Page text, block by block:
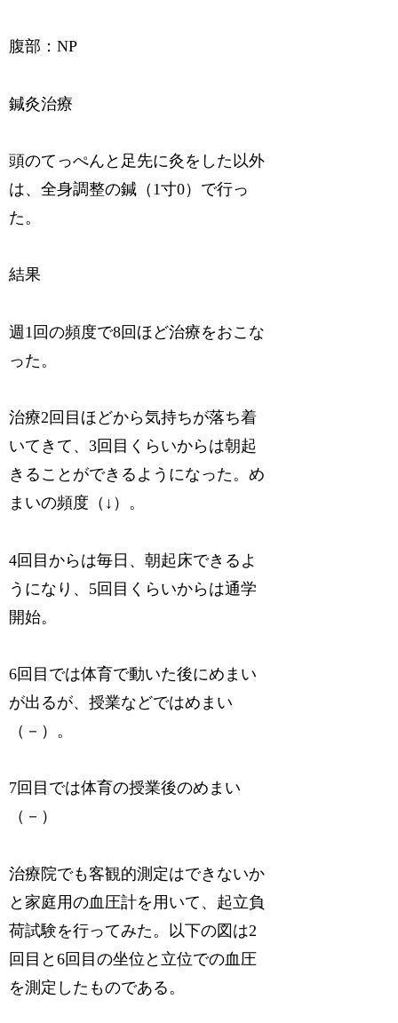
腹部：NP
鍼灸治療
頭のてっぺんと足先に灸をした以外
は、全身調整の鍼（1寸0）で行っ
た。
結果
週1回の頻度で8回ほど治療をおこな
った。
治療2回目ほどから気持ちが落ち着
いてきて、3回目くらいからは朝起
きることができるようになった。め
まいの頻度（↓）。
4回目からは毎日、朝起床できるよ
うになり、5回目くらいからは通学
開始。
6回目では体育で動いた後にめまい
が出るが、授業などではめまい
（－）。
7回目では体育の授業後のめまい
（－）
治療院でも客観的測定はできないか
と家庭用の血圧計を用いて、起立負
荷試験を行ってみた。以下の図は2
回目と6回目の坐位と立位での血圧
を測定したものである。